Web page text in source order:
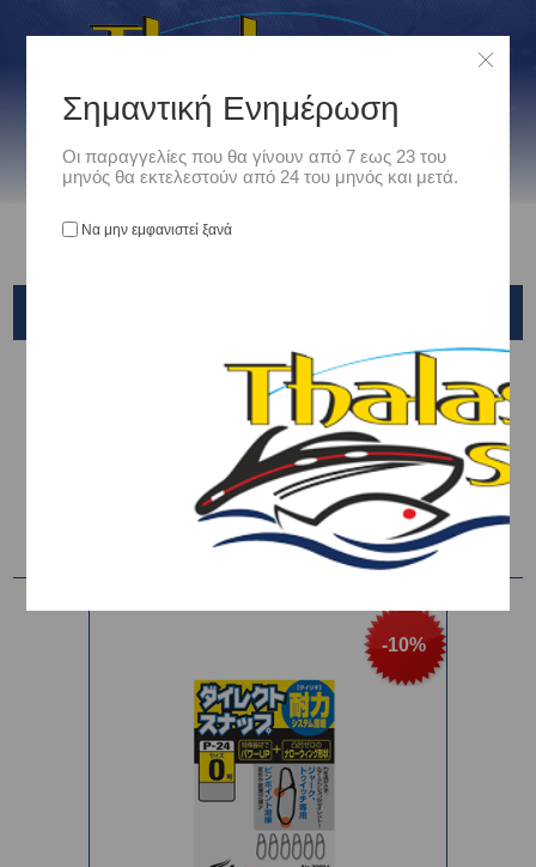
Είδη Αλιείας /
ΣΤΡΙΦΤΑΡΙΑ - ΠΑΡΑΜΑΝΕΣ - ΚΡΙΚΑΚΙΑ - ΕΞΑΡΤΗΜΑΤΑ ΑΡΜΑΤΩΣΙΑΣ /
Παραμάνες / OWNER
Ταξινόμηση ανά
-10%
Σημαντική Ενημέρωση
Οι παραγγελίες που θα γίνουν από 7 εως 23 του
μηνός θα εκτελεστούν από 24 του μηνός και μετά.
Να μην εμφανιστεί ξανά